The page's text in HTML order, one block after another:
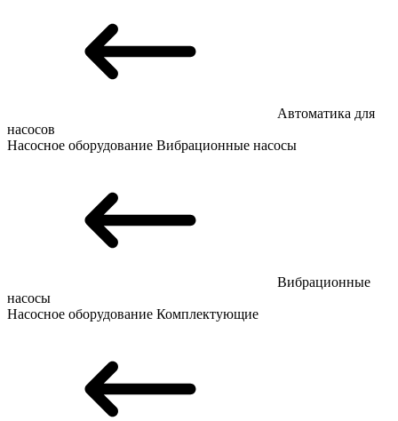
Автоматика для
насосов
Насосное оборудование Вибрационные насосы
Вибрационные
насосы
Насосное оборудование Комплектующие